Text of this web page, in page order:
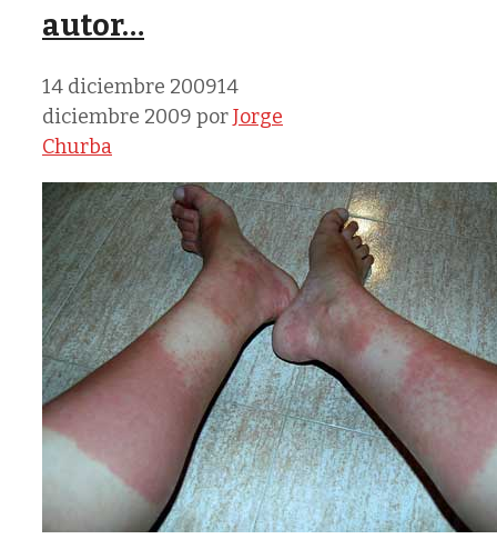
autor…
14 diciembre 200914
diciembre 2009 porJorge
Churba